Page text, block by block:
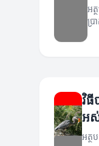
អត្
ប្
ជោ
វិធី
អ
អត្ថ